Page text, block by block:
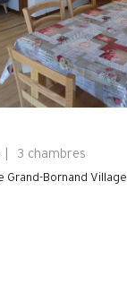
3 chambres
Grand-Bornand Village